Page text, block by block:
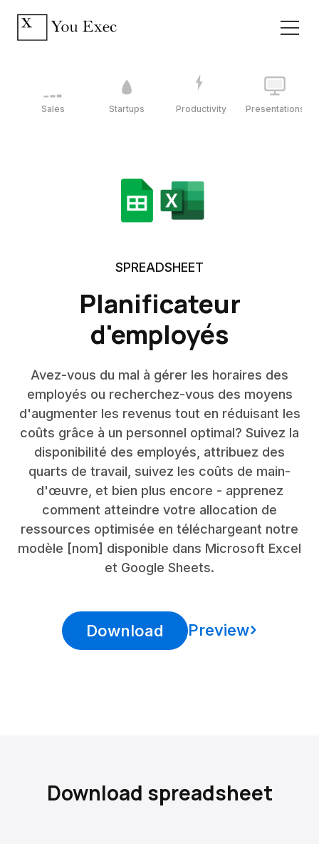
Sales Startups Productivity Presentations
SPREADSHEET
Planificateur
d'employés
Avez-vous du mal à gérer les horaires des
employés ou recherchez-vous des moyens
d'augmenter les revenus tout en réduisant les
coûts grâce à un personnel optimal? Suivez la
disponibilité des employés, attribuez des
quarts de travail, suivez les coûts de main-
d'œuvre, et bien plus encore - apprenez
comment atteindre votre allocation de
ressources optimisée en téléchargeant notre
modèle [nom] disponible dans Microsoft Excel
et Google Sheets.
Download Preview
Download spreadsheet